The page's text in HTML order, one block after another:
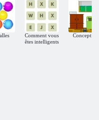
Comment vous
êtes intelligents
Conception